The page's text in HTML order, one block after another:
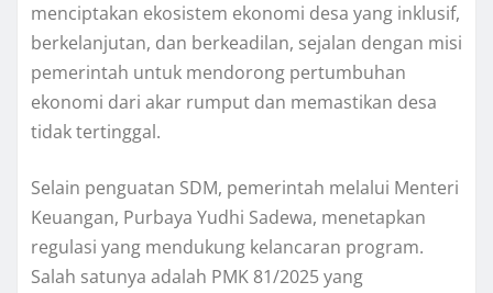
menciptakan ekosistem ekonomi desa yang inklusif,
berkelanjutan, dan berkeadilan, sejalan dengan misi
pemerintah untuk mendorong pertumbuhan
ekonomi dari akar rumput dan memastikan desa
tidak tertinggal.
Selain penguatan SDM, pemerintah melalui Menteri
Keuangan, Purbaya Yudhi Sadewa, menetapkan
regulasi yang mendukung kelancaran program.
Salah satunya adalah PMK 81/2025 yang